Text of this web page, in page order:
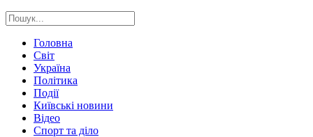
Головна
Світ
Україна
Політика
Події
Київські новини
Відео
Спорт та діло